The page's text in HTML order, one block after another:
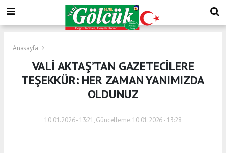
Anasayfa
VALİ AKTAŞ’TAN GAZETECİLERE
TEŞEKKÜR: HER ZAMAN YANIMIZDA
OLDUNUZ
10.01.2026 - 13:21, Güncelleme: 10.01.2026 - 13:28